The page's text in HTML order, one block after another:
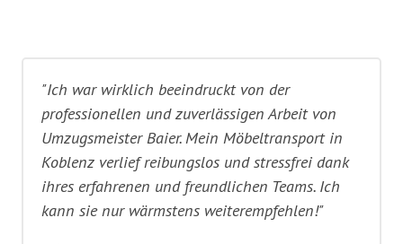
"Ich war wirklich beeindruckt von der
professionellen und zuverlässigen Arbeit von
Umzugsmeister Baier. Mein Möbeltransport in
Koblenz verlief reibungslos und stressfrei dank
ihres erfahrenen und freundlichen Teams. Ich
kann sie nur wärmstens weiterempfehlen!"